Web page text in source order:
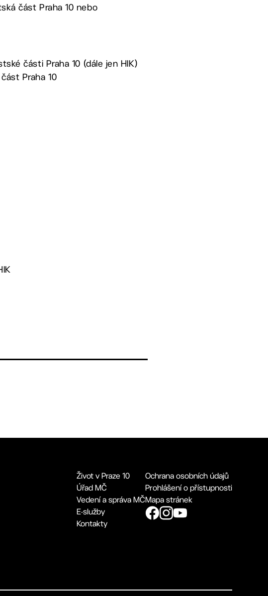
část Praha 10 nebo
části Praha 10 (dále jen HIK)
Praha 10
Život v Praze 10
Úřad MČ
Vedení a správa MČ
E-služby
Kontakty
Ochrana osobních údajů
Prohlášení o přístupnosti
Mapa stránek